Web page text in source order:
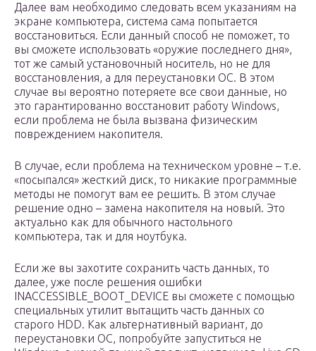
Далее вам необходимо следовать всем указаниям на
экране компьютера, система сама попытается
восстановиться. Если данный способ не поможет, то
вы сможете использовать «оружие последнего дня»,
тот же самый установочный носитель, но не для
восстановления, а для переустановки ОС. В этом
случае вы вероятно потеряете все свои данные, но
это гарантированно восстановит работу Windows,
если проблема не была вызвана физическим
повреждением накопителя.
В случае, если проблема на техническом уровне – т.е.
«посыпался» жесткий диск, то никакие программные
методы не помогут вам ее решить. В этом случае
решение одно – замена накопителя на новый. Это
актуально как для обычного настольного
компьютера, так и для ноутбука.
Если же вы захотите сохранить часть данных, то
далее, уже после решения ошибки
INACCESSIBLE_BOOT_DEVICE вы сможете с помощью
специальных утилит вытащить часть данных со
старого HDD. Как альтернативный вариант, до
переустановки ОС, попробуйте запуститься не